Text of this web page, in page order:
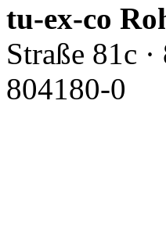
tu-ex-co
Straße 81c
804180-0